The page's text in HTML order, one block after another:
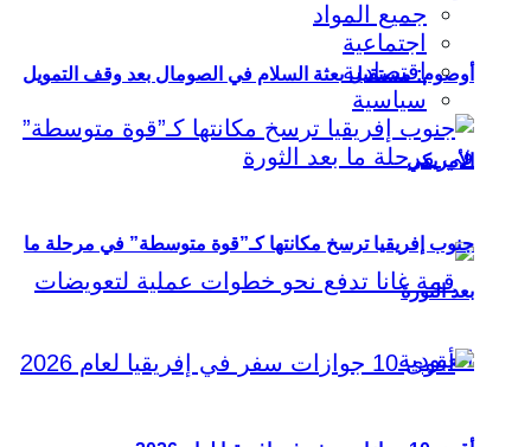
أوصوم: مستقبل بعثة السلام في الصومال بعد وقف التمويل
الأمريكي
جميع المواد
اجتماعية
اقتصادية
سياسية
جنوب إفريقيا ترسخ مكانتها كـ”قوة متوسطة” في مرحلة ما
بعد الثورة